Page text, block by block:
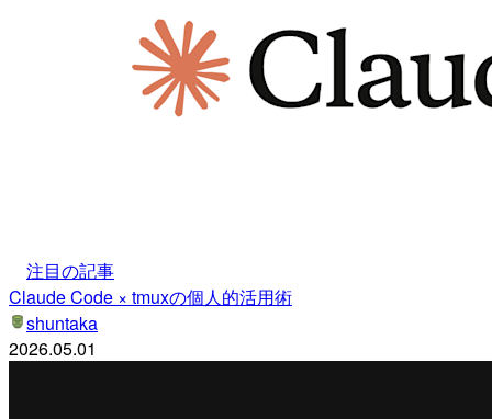
注目の記事
Claude Code × tmuxの個人的活用術
shuntaka
2026.05.01